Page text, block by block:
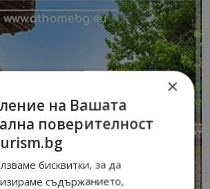
×
на Вашата
поверителност
бисквитки, за да
съдържанието,